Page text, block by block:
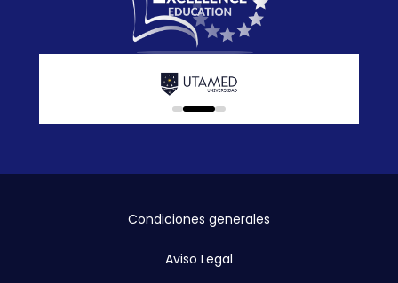
0 1 2
Condiciones generales
Aviso Legal